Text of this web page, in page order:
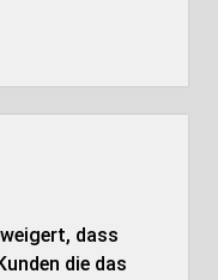
dass
die das